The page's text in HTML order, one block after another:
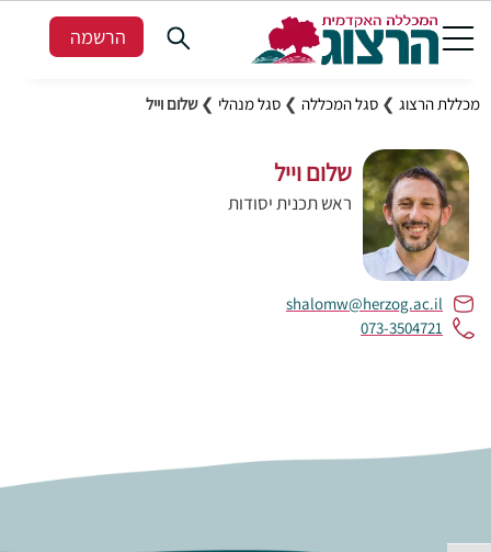
הרשמה
מכללת הרצוג ❯ סגל המכללה ❯ סגל מנהלי ❯שלום וייל
שלום וייל
ראש תכנית יסודות
shalomw@herzog.ac.il
073-3504721